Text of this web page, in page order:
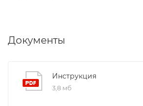
Документы
Инструкция
3,8 мб